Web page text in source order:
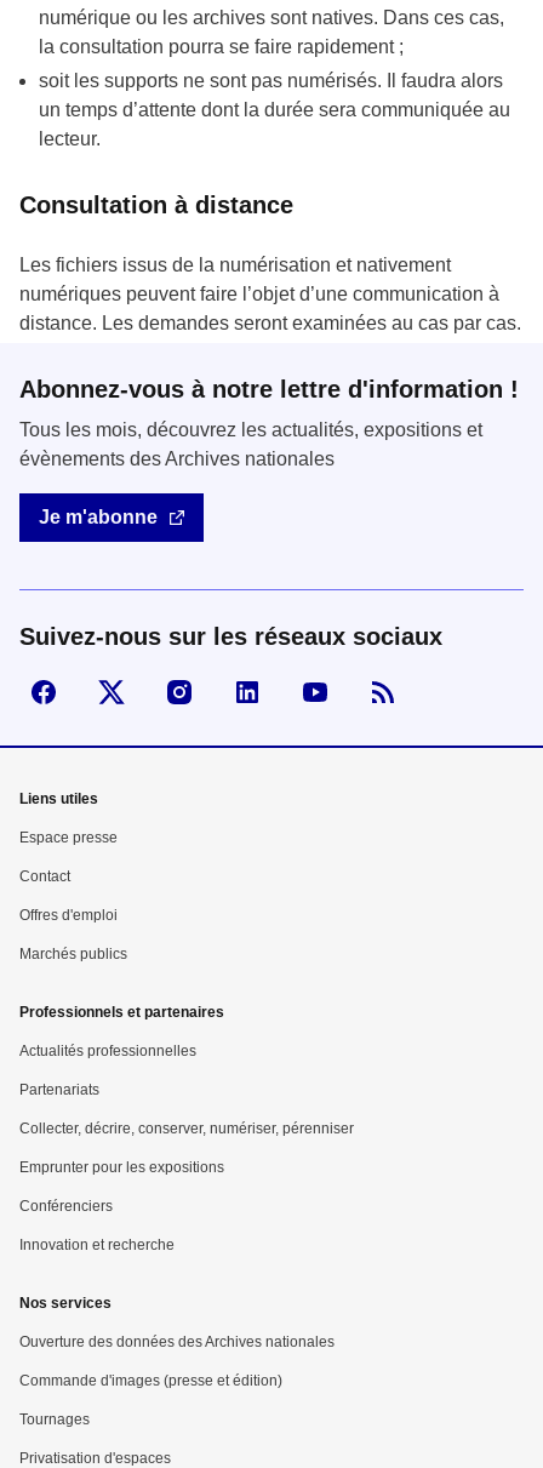
numérique ou les archives sont natives. Dans ces cas,
la consultation pourra se faire rapidement ;
soit les supports ne sont pas numérisés. Il faudra alors
un temps d’attente dont la durée sera communiquée au
lecteur.
Consultation à distance
Les fichiers issus de la numérisation et nativement
numériques peuvent faire l’objet d’une communication à
distance. Les demandes seront examinées au cas par cas.
Abonnez-vous à notre lettre d'information !
Tous les mois, découvrez les actualités, expositions et
évènements des Archives nationales
Je m'abonne
Suivez-nous sur les réseaux sociaux
Suivez-nous sur Facebook
Visiter la page XVisiter la page Instagram
linkedin Youtube
Mega
menu
Pied
de
page
Liens utiles
Espace presse
Contact
Offres d'emploi
Marchés publics
Professionnels et partenaires
Actualités professionnelles
Partenariats
Collecter, décrire, conserver, numériser, pérenniser
Emprunter pour les expositions
Conférenciers
Innovation et recherche
Nos services
Ouverture des données des Archives nationales
Commande d'images (presse et édition)
Tournages
Privatisation d'espaces